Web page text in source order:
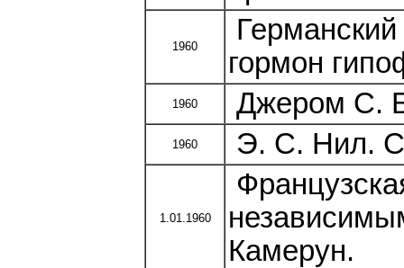
1960
гормон
1960 Джером С.
1960 Э. С. Нил.
1.01.1960
Камерун.